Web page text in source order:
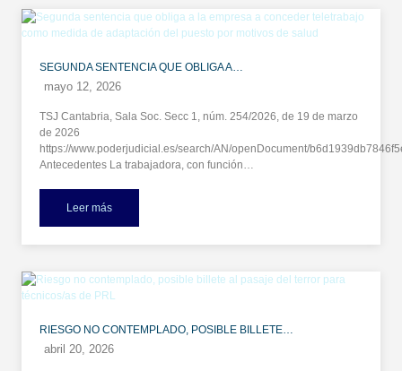
SEGUNDA SENTENCIA QUE OBLIGA A…
mayo 12, 2026
TSJ Cantabria, Sala Soc. Secc 1, núm. 254/2026, de 19 de marzo
de 2026
https://www.poderjudicial.es/search/AN/openDocument/
Antecedentes La trabajadora, con función…
Leer más
RIESGO NO CONTEMPLADO, POSIBLE BILLETE…
abril 20, 2026